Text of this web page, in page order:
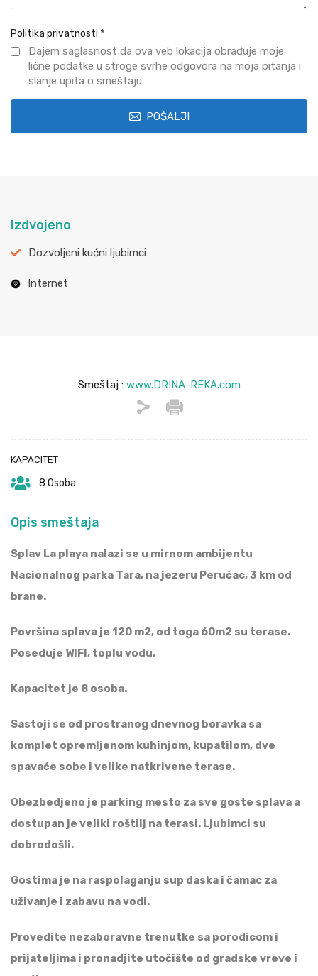
Politika privatnosti *
Dajem saglasnost da ova veb lokacija obrađuje moje
lične podatke u stroge svrhe odgovora na moja pitanja i
slanje upita o smeštaju.
POŠALJI
Izdvojeno
Dozvoljeni kućni ljubimci
Internet
Smeštaj : www.DRINA-REKA.com
KAPACITET
8 Osoba
Opis smeštaja
Splav La playa nalazi se u mirnom ambijentu
Nacionalnog parka Tara, na jezeru Perućac, 3 km od
brane.
Površina splava je 120 m2, od toga 60m2 su terase.
Poseduje WIFI, toplu vodu.
Kapacitet je 8 osoba.
Sastoji se od prostranog dnevnog boravka sa
komplet opremljenom kuhinjom, kupatilom, dve
spavaće sobe i velike natkrivene terase.
Obezbedjeno je parking mesto za sve goste splava a
dostupan je veliki roštilj na terasi. Ljubimci su
dobrodošli.
Gostima je na raspolaganju sup daska i čamac za
uživanje i zabavu na vodi.
Provedite nezaboravne trenutke sa porodicom i
prijateljima i pronadjite utočište od gradske vreve i